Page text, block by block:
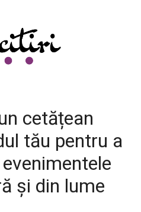
cetățean
tău pentru a
și din lume